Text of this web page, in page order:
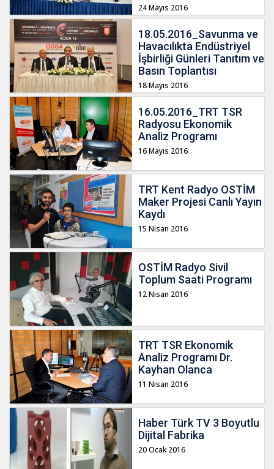
24 Mayıs 2016
18.05.2016_Savunma ve
Havacılıkta Endüstriyel
İşbirliği Günleri Tanıtım ve
Basın Toplantısı
18 Mayıs 2016
16.05.2016_TRT TSR
Radyosu Ekonomik
Analiz Programı
16 Mayıs 2016
TRT Kent Radyo OSTİM
Maker Projesi Canlı Yayın
Kaydı
15 Nisan 2016
OSTİM Radyo Sivil
Toplum Saati Programı
12 Nisan 2016
TRT TSR Ekonomik
Analiz Programı Dr.
Kayhan Olanca
11 Nisan 2016
Haber Türk TV 3 Boyutlu
Dijital Fabrika
20 Ocak 2016